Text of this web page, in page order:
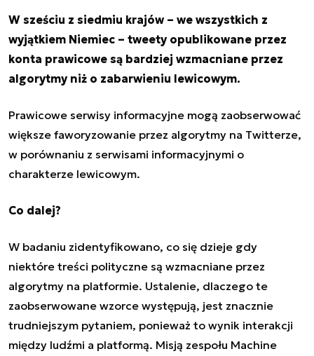
W sześciu z siedmiu krajów – we wszystkich z
wyjątkiem Niemiec – tweety opublikowane przez
konta prawicowe są bardziej wzmacniane przez
algorytmy niż o zabarwieniu lewicowym.
Prawicowe serwisy informacyjne mogą zaobserwować
większe faworyzowanie przez algorytmy na Twitterze,
w porównaniu z serwisami informacyjnymi o
charakterze lewicowym.
Co dalej?
W badaniu zidentyfikowano, co się dzieje gdy
niektóre treści polityczne są wzmacniane przez
algorytmy na platformie. Ustalenie, dlaczego te
zaobserwowane wzorce występują, jest znacznie
trudniejszym pytaniem, ponieważ to wynik interakcji
między ludźmi a platformą. Misją zespołu Machine